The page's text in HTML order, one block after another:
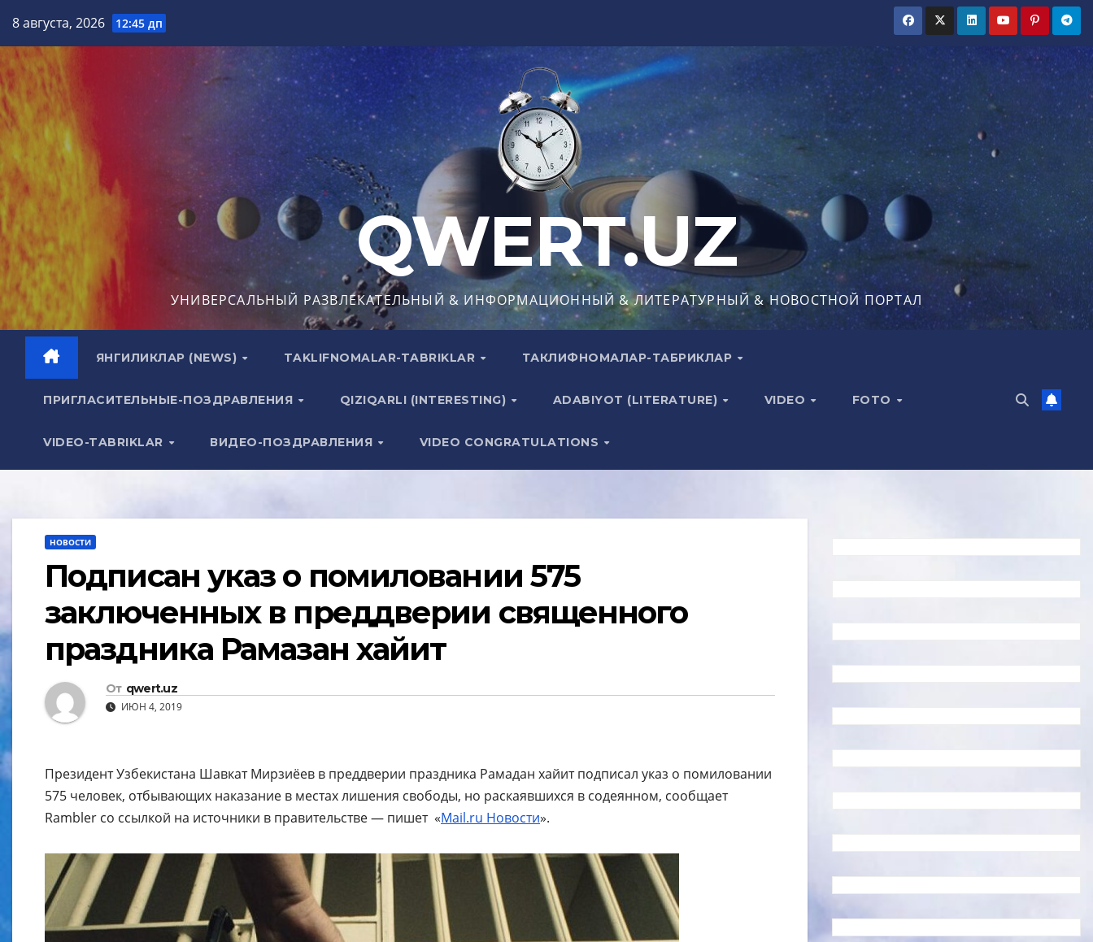
содержимому
8 августа, 2026 12:45 дп
QWERT.UZ
УНИВЕРСАЛЬНЫЙ РАЗВЛЕКАТЕЛЬНЫЙ & ИНФОРМАЦИОННЫЙ & ЛИТЕРАТУРНЫЙ & НОВОСТНОЙ ПОРТАЛ
ЯНГИЛИКЛАР (NEWS) TAKLIFNOMALAR-TABRIKLAR ТАКЛИФНОМАЛАР-ТАБРИКЛАР
ПРИГЛАСИТЕЛЬНЫЕ-ПОЗДРАВЛЕНИЯ QIZIQARLI (INTERESTING) ADABIYOT (LITERATURE) VIDEO FOTO
VIDEO-TABRIKLAR ВИДЕО-ПОЗДРАВЛЕНИЯ VIDEO CONGRATULATIONS
НОВОСТИ
Подписан указ о помиловании 575
заключенных в преддверии священного
праздника Рамазан хайит
От qwert.uz
ИЮН 4, 2019
Президент Узбекистана Шавкат Мирзиёев в преддверии праздника Рамадан хайит подписал указ о помиловании
575 человек, отбывающих наказание в местах лишения свободы, но раскаявшихся в содеянном, сообщает
Rambler со ссылкой на источники в правительстве — пишет «Mail.ru Новости».